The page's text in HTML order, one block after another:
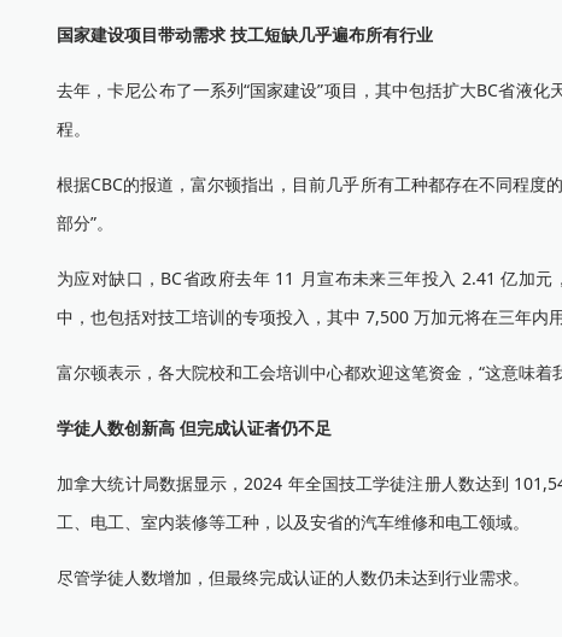
国家建设项目带动需求 技工短缺几乎遍布所有行业
去年，卡尼公布了一系列“国家建设”项目，其中包括扩大BC省液
程。
根据CBC的报道，富尔顿指出，目前几乎所有工种都存在不同程
部分”。
为应对缺口，BC省政府去年 11 月宣布未来三年投入 2.41 亿加
中，也包括对技工培训的专项投入，其中 7,500 万加元将在三年内
富尔顿表示，各大院校和工会培训中心都欢迎这笔资金，“这意味着
学徒人数创新高 但完成认证者仍不足
加拿大统计局数据显示，2024 年全国技工学徒注册人数达到
工、电工、室内装修等工种，以及安省的汽车维修和电工领域。
尽管学徒人数增加，但最终完成认证的人数仍未达到行业需求。